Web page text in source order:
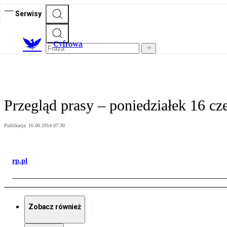
Serwisy
Cyfrowa
Przegląd prasy – poniedziałek 16
Publikacja: 16.06.2014 07:30
rp.pl
Zobacz również